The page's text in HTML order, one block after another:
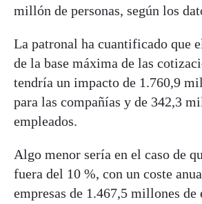
millón de personas, según los
La patronal ha cuantificado que
de la base máxima de las
tendría un impacto de 1.760,9
para las compañías y de 342,3
empleados.
Algo menor sería en el caso de
fuera del 10 %, con un coste
empresas de 1.467,5 millones de